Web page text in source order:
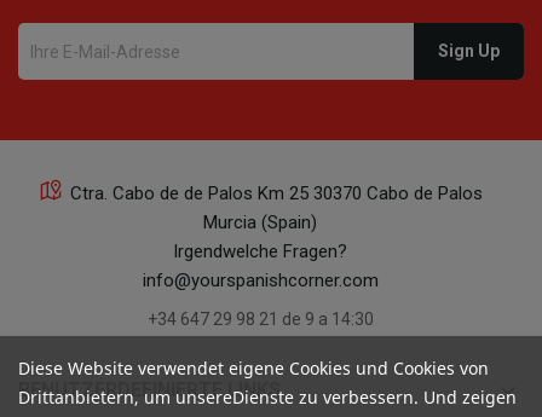
Ctra. Cabo de de Palos Km 25 30370 Cabo de Palos
Murcia (Spain)
Irgendwelche Fragen?
info@yourspanishcorner.com
+34 647 29 98 21 de 9 a 14:30
BENUTZERDEFINIERTE LINKS keyboard_arrow_down
Diese Website verwendet eigene Cookies und Cookies von
Drittanbietern, um unsereDienste zu verbessern. Und zeigen